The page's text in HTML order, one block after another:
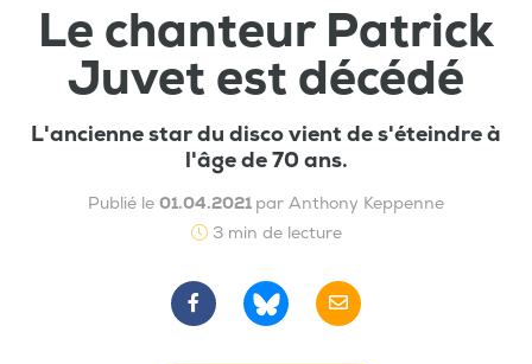
Le chanteur Patrick
Juvet est décédé
L'ancienne star du disco vient de s'éteindre à
l'âge de 70 ans.
Publié le 01.04.2021 par Anthony Keppenne
3 min de lecture